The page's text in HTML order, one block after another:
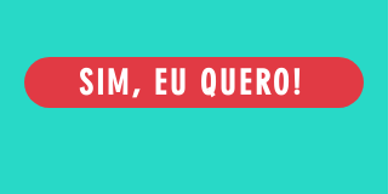
SIM, EU QUERO!